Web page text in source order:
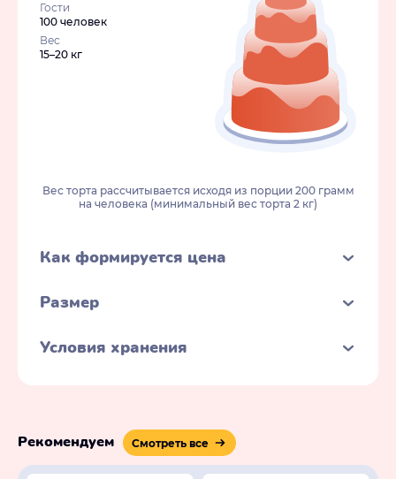
Гости
100 человек
Вес
15–20 кг
Вес торта рассчитывается исходя из порции 200 грамм
на человека (минимальный вес торта 2 кг)
Как формируется цена
Размер
Условия хранения
Рекомендуем Смотреть все